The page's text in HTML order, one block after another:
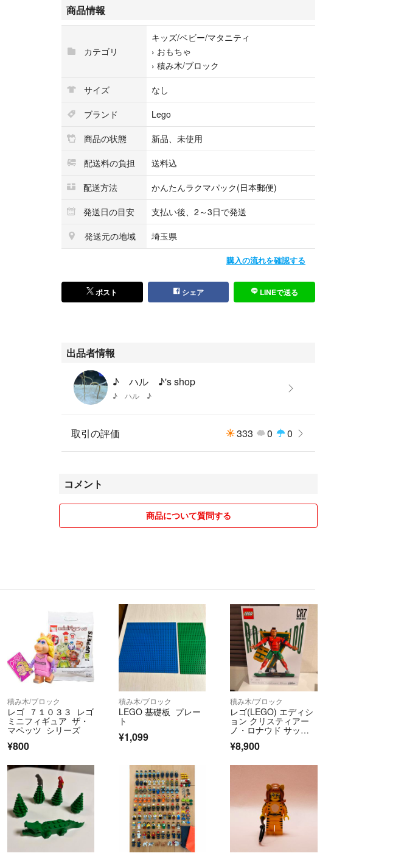
個人での長期自宅保管品です。
細かいことが気になる方は
ご購入をお控え下さいませ。
現段階ではお値下げ考えておりません。
また他サイトにも出品していますので
突如取り下げる場合がございます。
#レゴ
#LEGO
#31040
#キッズ/ベビー/マタニティ
#おもちゃ
商品情報
カテゴリ
キッズ/ベビー/マタニティ
› おもちゃ
› 積み木/ブロック
サイズ
なし
ブランド
Lego
商品の状態
新品、未使用
配送料の負担
送料込
配送方法
かんたんラクマパック(日本郵便)
発送日の目安
支払い後、2～3日で発送
発送元の地域
埼玉県
購入の流れを確認する
ポスト シェア LINEで送る
出品者情報
♪ ハル ♪'s shop
♪ ハル ♪
取引の評価 333 0 0
コメント
商品について質問する
積み木/ブロック
レゴ ７１０３３ レゴ
ミニフィギュア ザ・
マペッツ シリーズ
¥800
積み木/ブロック
LEGO 基礎板 プレー
ト
¥1,099
積み木/ブロック
レゴ(LEGO) エディシ
ョン クリスティアー
ノ・ロナウド サッカ
ーレジェンド 43016(1
個)
¥8,900